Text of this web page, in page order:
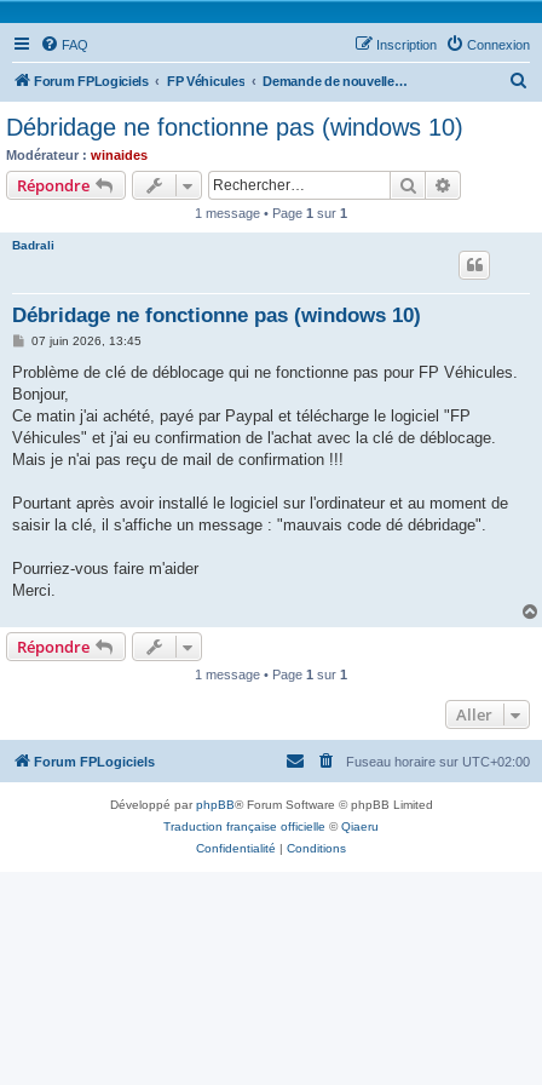
FAQ Connexion
Inscription
Forum FPLogiciels FP Véhicules Demande de nouvelle clé de débridage
Débridage ne fonctionne pas (windows 10)
Modérateur : winaides
Répondre Rechercher
1 message • Page 1 sur 1
Badrali
Débridage ne fonctionne pas (windows 10)
M
s
a
g
07 juin 2026, 13:45
Problème de clé de déblocage qui ne fonctionne pas pour FP Véhicules.
Bonjour,
Ce matin j'ai achété, payé par Paypal et télécharge le logiciel "FP
Véhicules" et j'ai eu confirmation de l'achat avec la clé de déblocage.
Mais je n'ai pas reçu de mail de confirmation !!!
Pourtant après avoir installé le logiciel sur l'ordinateur et au moment de
saisir la clé, il s'affiche un message : "mauvais code dé débridage".
Pourriez-vous faire m'aider
Merci.
Répondre
1 message • Page 1 sur 1
Aller
Forum FPLogiciels Fuseau horaire sur UTC+02:00
Développé parphpBB® Forum Software © phpBB Limited
Traduction française officielle ©Qiaeru
Confidentialité | Conditions